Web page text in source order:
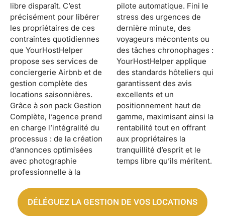
libre disparaît. C’est
précisément pour libérer
les propriétaires de ces
contraintes quotidiennes
que YourHostHelper
propose ses services de
conciergerie Airbnb et de
gestion complète des
locations saisonnières.
Grâce à son pack Gestion
Complète, l’agence prend
en charge l’intégralité du
processus : de la création
d’annonces optimisées
avec photographie
professionnelle à la
pilote automatique. Fini le
stress des urgences de
dernière minute, des
voyageurs mécontents ou
des tâches chronophages :
YourHostHelper applique
des standards hôteliers qui
garantissent des avis
excellents et un
positionnement haut de
gamme, maximisant ainsi la
rentabilité tout en offrant
aux propriétaires la
tranquillité d’esprit et le
temps libre qu’ils méritent.
DÉLÉGUEZ LA GESTION DE VOS LOCATIONS